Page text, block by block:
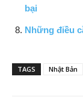
bại
Những điều
TAGS Nhật Bản